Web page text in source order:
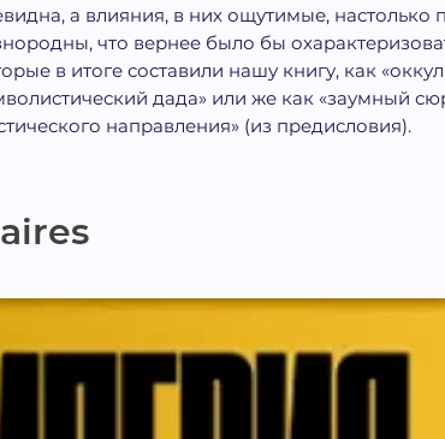
а влияния, в них ощутимые, настолько
что вернее было бы
в итоге составили нашу книгу, как
дада» или же как «заумный
направления» (из предисловия).